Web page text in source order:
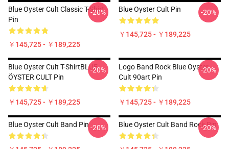
Blue Oyster Cult Classic T-Shirt
Pin
￥145,725 - ￥189,225
-20% Blue Oyster Cult Pin
￥145,725 - ￥189,225
-20%
Blue Oyster Cult T-ShirtBLUE
ÖYSTER CULT Pin
￥145,725 - ￥189,225
-20%
Logo Band Rock Blue Oyster
Cult 90art Pin
￥145,725 - ￥189,225
-20%
Blue Oyster Cult Band Pin-20% Blue Oyster Cult Band Rock Pin
-20%